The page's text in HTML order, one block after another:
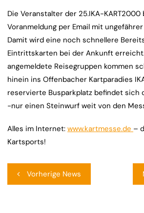
Die Veranstalter der 25.IKA-
Voranmeldung per Email mit
Damit wird eine noch schnellere
Eintrittskarten bei der Ankunft
angemeldete Reisegruppen kommen
hinein ins Offenbacher Kartparadies
reservierte Busparkplatz befindet sich
-nur einen Steinwurf weit von den
Alles im Internet: www.kartmesse.de –
Kartsports!
Vorherige News